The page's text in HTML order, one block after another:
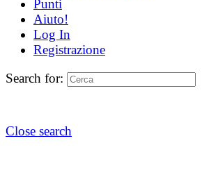
Punti
Aiuto!
Log In
Registrazione
Search for:
Close search